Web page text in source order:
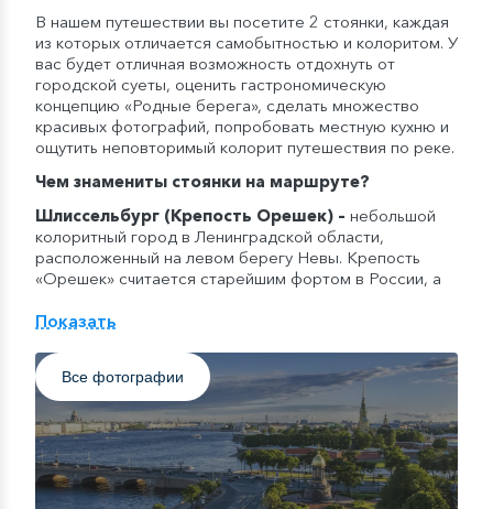
В нашем путешествии вы посетите 2 стоянки, каждая
из которых отличается самобытностью и колоритом. У
вас будет отличная возможность отдохнуть от
городской суеты, оценить гастрономическую
концепцию «Родные берега», сделать множество
красивых фотографий, попробовать местную кухню и
ощутить неповторимый колорит путешествия по реке.
Чем знамениты стоянки на маршруте?
Шлиссельбург (Крепость Орешек) – небольшой
колоритный город в Ленинградской области,
расположенный на левом берегу Невы. Крепость
«Орешек» считается старейшим фортом в России, а
достопримечательностью города. Помимо крепости в
долгие годы использовался под разные нужны, и
музей «Прорыв блокады Ленинграда» с круговой
диорамой.
о. Валаам– самый крупный и очень живописный
остров Карелии, расположенный в северной части
Ладожского озера. Сюда ежегодно приезжают
десятки тысяч туристов и паломников, чтобы
Показать
Все фотографии